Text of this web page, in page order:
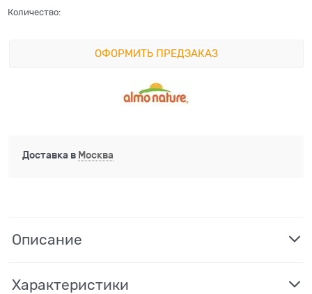
Количество:
ОФОРМИТЬ ПРЕДЗАКАЗ
Доставка в Москва
Описание
Характеристики